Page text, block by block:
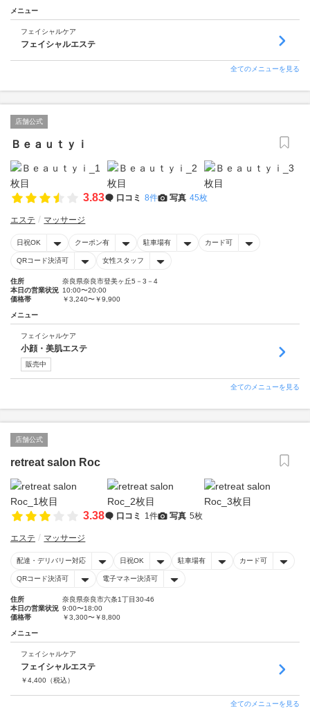
メニュー
フェイシャルケア
フェイシャルエステ
全てのメニューを見る
店舗公式
Ｂｅａｕｔｙｉ
3.83 口コミ 8件 写真 45枚
エステ マッサージ
日祝OK クーポン有 駐車場有 カード可
QRコード決済可 女性スタッフ
住所
奈良県奈良市登美ヶ丘5－3－4
本日の営業状況 10:00〜20:00
価格帯
￥3,240〜￥9,900
メニュー
フェイシャルケア
小顔・美肌エステ
販売中
全てのメニューを見る
店舗公式
retreat salon Roc
3.38 口コミ 1件 写真 5枚
エステ マッサージ
配達・デリバリー対応 日祝OK 駐車場有 カード可
QRコード決済可 電子マネー決済可
住所
奈良県奈良市六条1丁目30-46
本日の営業状況 9:00〜18:00
価格帯
￥3,300〜￥8,800
メニュー
フェイシャルケア
フェイシャルエステ
￥4,400 （税込）
全てのメニューを見る